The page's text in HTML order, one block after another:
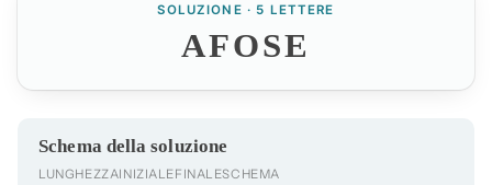
SOLUZIONE · 5 LETTERE
AFOSE
Schema della soluzione
LUNGHEZZAINIZIALEFINALESCHEMA